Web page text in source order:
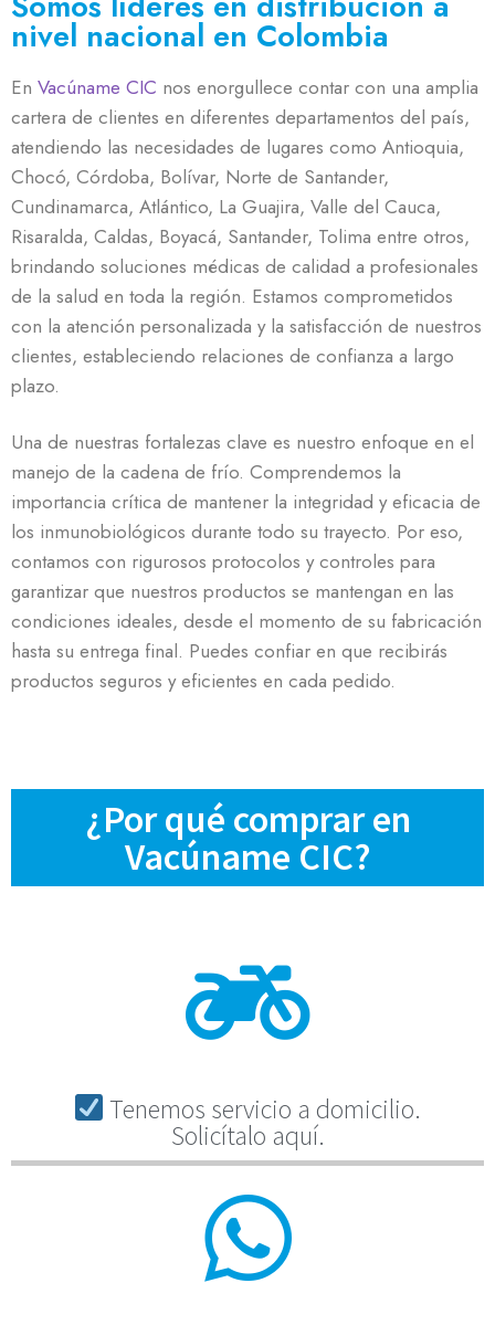
nivel nacional en Colombia
En Vacúname CIC nos enorgullece contar con una amplia
cartera de clientes en diferentes departamentos del país,
atendiendo las necesidades de lugares como Antioquia,
Chocó, Córdoba, Bolívar, Norte de Santander,
Cundinamarca, Atlántico, La Guajira, Valle del Cauca,
Risaralda, Caldas, Boyacá, Santander, Tolima entre otros,
brindando soluciones médicas de calidad a profesionales
de la salud en toda la región. Estamos comprometidos
con la atención personalizada y la satisfacción de nuestros
clientes, estableciendo relaciones de confianza a largo
plazo.
Una de nuestras fortalezas clave es nuestro enfoque en el
manejo de la cadena de frío. Comprendemos la
importancia crítica de mantener la integridad y eficacia de
los inmunobiológicos durante todo su trayecto. Por eso,
contamos con rigurosos protocolos y controles para
garantizar que nuestros productos se mantengan en las
condiciones ideales, desde el momento de su fabricación
hasta su entrega final. Puedes confiar en que recibirás
productos seguros y eficientes en cada pedido.
¿Por qué comprar en
Vacúname CIC?
Tenemos servicio a domicilio.
Solicítalo aquí.